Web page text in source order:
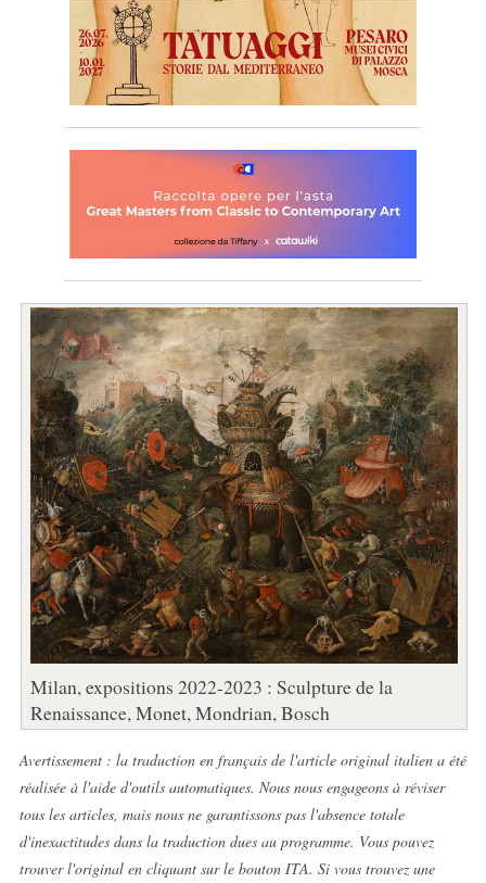
Milan, expositions 2022-2023 : Sculpture de la
Renaissance, Monet, Mondrian, Bosch
Avertissement : la traduction en français de l'article original italien a été
réalisée à l'aide d'outils automatiques. Nous nous engageons à réviser
tous les articles, mais nous ne garantissons pas l'absence totale
d'inexactitudes dans la traduction dues au programme. Vous pouvez
trouver l'original en cliquant sur le bouton ITA. Si vous trouvez une